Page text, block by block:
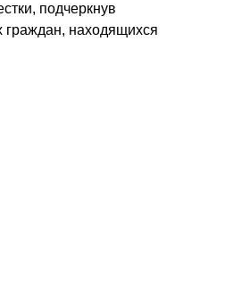
подчеркнув
граждан, находящихся